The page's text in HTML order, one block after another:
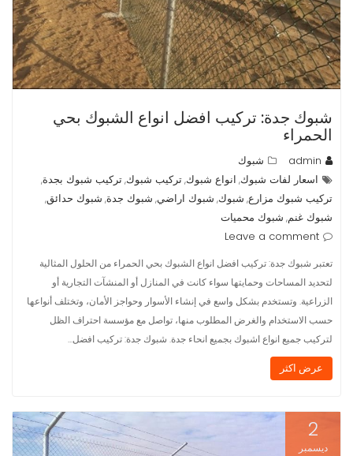
شبوك جدة: تركيب افضل انواع الشبوك بحي
الحمراء
admin
شبوك
اسعار لفات شبوك, انواع شبوك,تركيب شبوك,تركيب شبوك بجدة,
تركيب شبوك مزارع, شبوك, شبوك اراضي, شبوك جدة, شبوك حدائق,
شبوك غنم, شبوك محميات
Leave a comment
تعتبر شبوك جدة: تركيب افضل انواع الشبوك بحي الحمراء من الحلول المثالية
لتحديد المساحات وحمايتها سواء كانت في المنازل أو المنشآت التجارية أو
الزراعية. وتستخدم بشكل واسع في إنشاء الأسوار وحواجز الأمان، وتختلف أنواعها
حسب الاستخدام والغرض المطلوب منها، تواصل مع مؤسسة احتراف الظل
لتركيب جميع انواع اشبوك بجميع انحاء جدة. شبوك جدة: تركيب افضل…
عرض اكثر
2
ديسمبر